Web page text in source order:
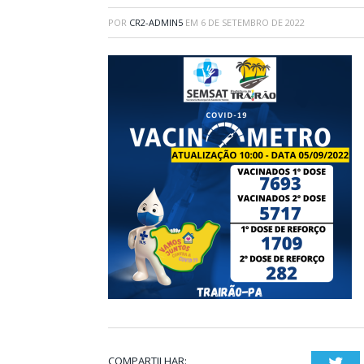
POR CR2-ADMIN5 EM 6 DE SETEMBRO DE 2022
COMPARTILHAR: